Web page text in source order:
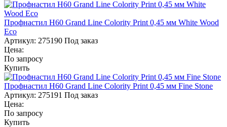
Профнастил Н60 Grand Line Colority Print 0,45 мм White Wood
Eco
Артикул: 275190 Под заказ
Цена:
По запросу
Купить
Профнастил Н60 Grand Line Colority Print 0,45 мм Fine Stone
Артикул: 275191 Под заказ
Цена:
По запросу
Купить